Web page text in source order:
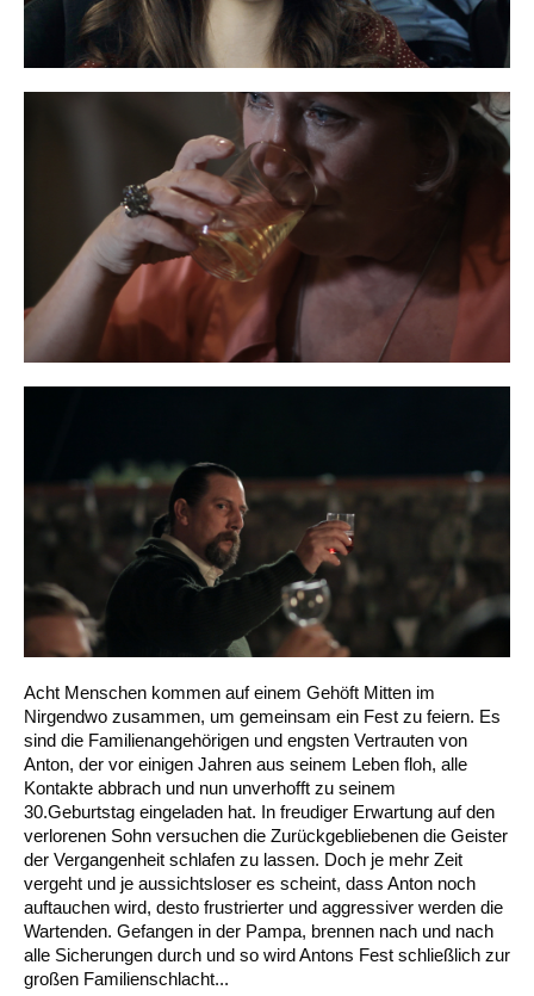
Acht Menschen kommen auf einem Gehöft Mitten im
Nirgendwo zusammen, um gemeinsam ein Fest zu feiern. Es
sind die Familienangehörigen und engsten Vertrauten von
Anton, der vor einigen Jahren aus seinem Leben floh, alle
Kontakte abbrach und nun unverhofft zu seinem
30.Geburtstag eingeladen hat. In freudiger Erwartung auf den
verlorenen Sohn versuchen die Zurückgebliebenen die Geister
der Vergangenheit schlafen zu lassen. Doch je mehr Zeit
vergeht und je aussichtsloser es scheint, dass Anton noch
auftauchen wird, desto frustrierter und aggressiver werden die
Wartenden. Gefangen in der Pampa, brennen nach und nach
alle Sicherungen durch und so wird Antons Fest schließlich zur
großen Familienschlacht...